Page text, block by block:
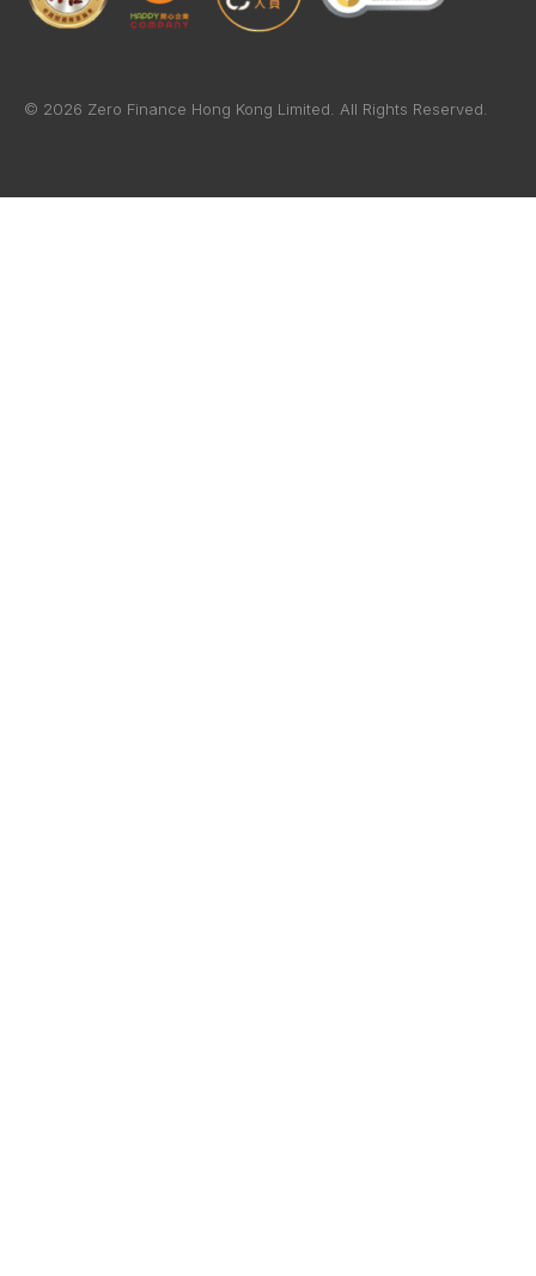
© 2026 Zero Finance Hong Kong Limited. All Rights Reserved.